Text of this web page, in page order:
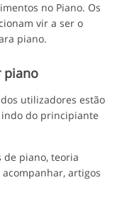
no Piano. Os
vir a ser o
piano.
piano
utilizadores estão
do principiante
de piano, teoria
artigos